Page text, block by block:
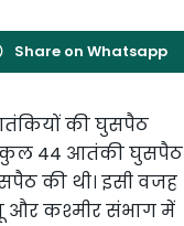
Share on Whatsapp
की घुसपैठ
कुल 44 आतंकी घुसपैठ
की थी। इसी वजह
और कश्मीर संभाग में